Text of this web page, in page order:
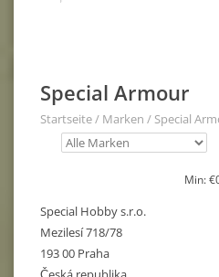
Special Armour
Startseite/ Marken / Special
Min: €
Special Hobby s.r.o.
Mezilesí 718/78
193 00 Praha